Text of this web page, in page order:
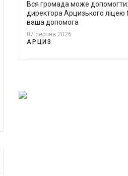
Вся громада може допомогти:
директора Арцизького ліцею
ваша допомога
07 серпня 2026
АРЦИЗ